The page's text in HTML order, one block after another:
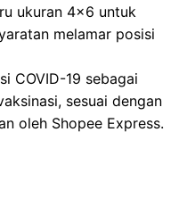
ukuran 4×6 untuk
melamar posisi
COVID-19 sebagai
sesuai dengan
oleh Shopee Express.